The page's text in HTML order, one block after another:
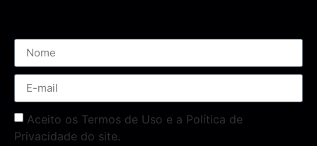
Aceito os Termos de Uso e a Política de
Privacidade do site.